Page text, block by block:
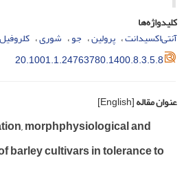
کلیدواژه‌ها
آنتی‌اکسیدانت پرولین جو شوری کلروفیل
20.1001.1.24763780.1400.8.3.5.8
عنوان مقاله[English]
morphphysiological and
barley cultivars in tolerance to